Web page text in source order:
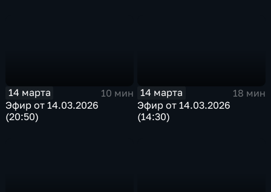
14 марта
10 мин
Эфир от 14.03.2026
(20:50)
14 марта
18 мин
Эфир от 14.03.2026
(14:30)